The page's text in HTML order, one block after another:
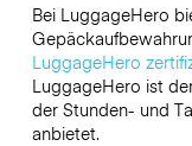
Bei LuggageHero
LuggageHero
LuggageHero ist
der Stunden- und
anbietet.